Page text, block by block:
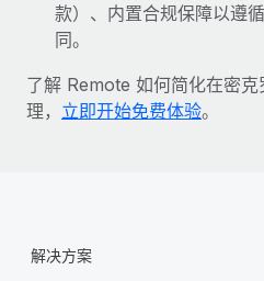
款）、内置合规保障以遵
同。
了解 Remote 如何简化在密
理， 立即开始免费体验。
解决方案